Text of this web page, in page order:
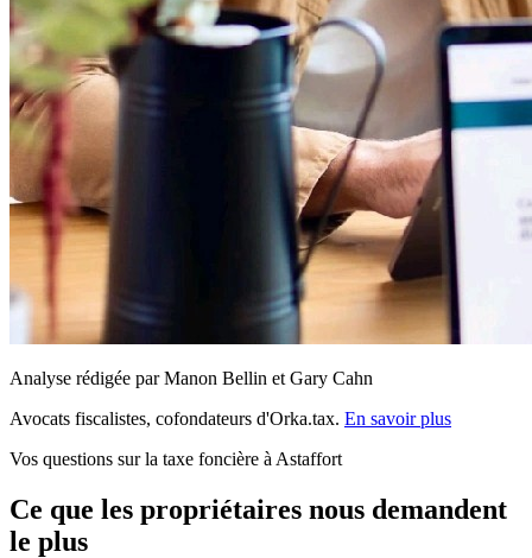
Analyse rédigée par Manon Bellin et Gary Cahn
Avocats fiscalistes, cofondateurs d'Orka.tax. En savoir plus
Vos questions sur la taxe foncière à Astaffort
Ce que les propriétaires nous demandent
le plus